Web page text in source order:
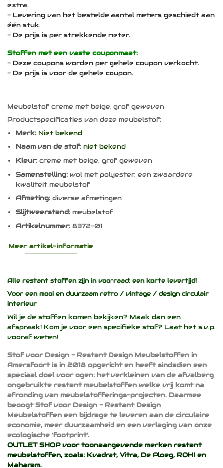
extra.
- Levering van het bestelde aantal meters geschiedt aan
één stuk.
- De prijs is per strekkende meter.
Stoffen met een vaste couponmaat:
- Deze coupons worden per gehele coupon verkocht.
- De prijs is voor de gehele coupon.
Meubelstof creme met beige, grof geweven
Productspecificaties van deze meubelstof:
Merk: Niet bekend
Naam van de stof: niet bekend
Kleur:creme met beige, grof geweven
Samenstelling:wol met polyester, een zwaardere
kwaliteit meubelstof
Afmeting:diverse afmetingen
Slijtweerstand:meubelstof
Artikelnummer:8372-01
Meer artikel-informatie
Alle restant stoffen zijn in voorraad: een korte levertijd!
Voor een mooi en duurzaam retro / vintage / design circulair
interieur
Wil je de stoffen komen bekijken? Maak dan een
afspraak! Kom je voor een specifieke stof? Laat het s.v.p.
vooraf weten!
Stof voor Design - Restant Design Meubelstoffen in
Amersfoort is in 2018 opgericht en heeft sindsdien een
speciaal doel voor ogen: het verkleinen van de afvalberg
ongebruikte restant meubelstoffen welke vrij komt na
afronding van meubelstofferings-projecten. Daarmee
beoogt Stof voor Design - Restant Design
Meubelstoffen een bijdrage te leveren aan de circulaire
economie, meer duurzaamheid en een verlaging van onze
ecologische ‘footprint’.
OUTLET SHOP voor toonaangevende merken restant
meubelstoffen, zoals: Kvadrat, Vitra, De Ploeg, ROHI en
Maharam.